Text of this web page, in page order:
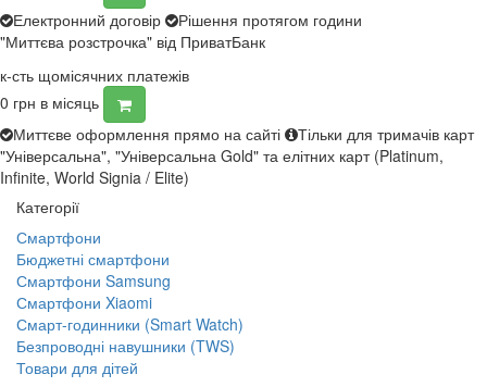
Електронний договір
Рішення протягом години
"Миттєва розстрочка" від ПриватБанк
к-сть щомісячних платежів
0 грн в місяць
Миттєве оформлення прямо на сайті
Тільки для тримачів карт
"Універсальна", "Універсальна Gold" та елітних карт (Platinum,
Infinite, World Signia / Elite)
Категорії
Смартфони
Бюджетні смартфони
Смартфони Samsung
Смартфони Xiaomi
Смарт-годинники (Smart Watch)
Безпроводні навушники (TWS)
Товари для дітей